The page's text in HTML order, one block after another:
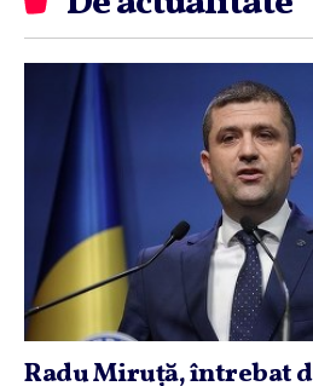
Radu Miruţă, întrebat